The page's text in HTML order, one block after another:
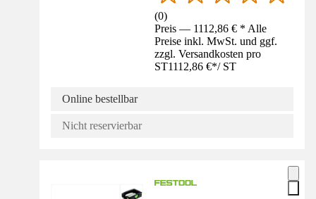
(0)
Preis — 1112,86 € * Alle
Preise inkl. MwSt. und ggf.
zzgl. Versandkosten pro
ST1112,86 €*/ ST
Online bestellbar
Nicht reservierbar